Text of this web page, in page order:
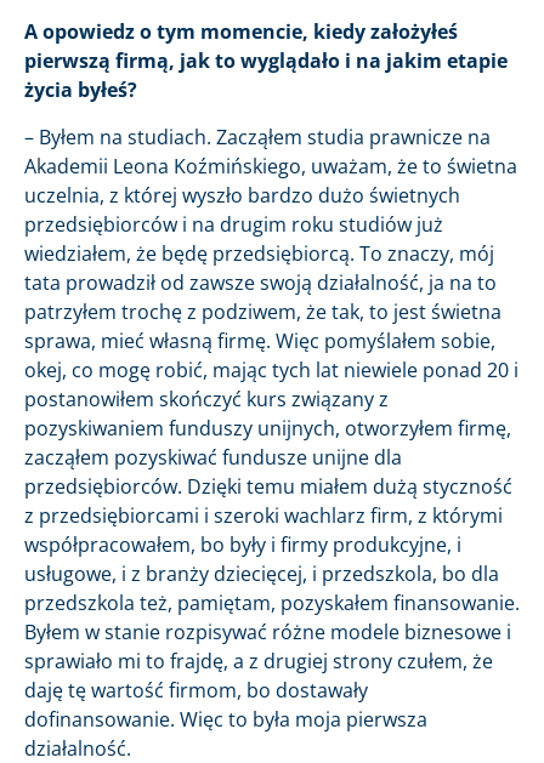
A opowiedz o tym momencie, kiedy założyłeś
pierwszą firmą, jak to wyglądało i na jakim etapie
życia byłeś?
– Byłem na studiach. Zacząłem studia prawnicze na
Akademii Leona Koźmińskiego, uważam, że to świetna
uczelnia, z której wyszło bardzo dużo świetnych
przedsiębiorców i na drugim roku studiów już
wiedziałem, że będę przedsiębiorcą. To znaczy, mój
tata prowadził od zawsze swoją działalność, ja na to
patrzyłem trochę z podziwem, że tak, to jest świetna
sprawa, mieć własną firmę. Więc pomyślałem sobie,
okej, co mogę robić, mając tych lat niewiele ponad 20 i
postanowiłem skończyć kurs związany z
pozyskiwaniem funduszy unijnych, otworzyłem firmę,
zacząłem pozyskiwać fundusze unijne dla
przedsiębiorców. Dzięki temu miałem dużą styczność
z przedsiębiorcami i szeroki wachlarz firm, z którymi
współpracowałem, bo były i firmy produkcyjne, i
usługowe, i z branży dziecięcej, i przedszkola, bo dla
przedszkola też, pamiętam, pozyskałem finansowanie.
Byłem w stanie rozpisywać różne modele biznesowe i
sprawiało mi to frajdę, a z drugiej strony czułem, że
daję tę wartość firmom, bo dostawały
dofinansowanie. Więc to była moja pierwsza
działalność.